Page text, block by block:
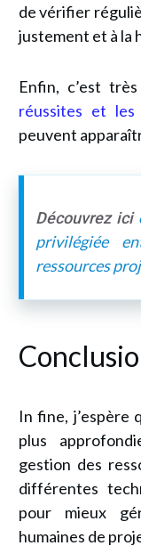
de vérifier
justement et à la
Enfin, c’est
réussites et les
peuvent
Découvrez ici
privilégiée
ressources
In fine, j’espère
plus
gestion des
différentes
pour mieux
humaines de